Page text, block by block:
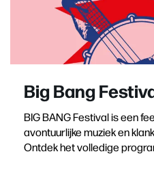
Big Bang
BIG BANG Festival is een
avontuurlijke muziek en
Ontdek het volledige